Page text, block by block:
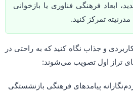
ابعاد فرهنگی فناوری یا بازخوانی
تمرکز کنید.
و جذاب نگاه کنید که به راحتی در
تراز اول تصویب می‌شوند:
پیامدهای فرهنگی بازنشستگی